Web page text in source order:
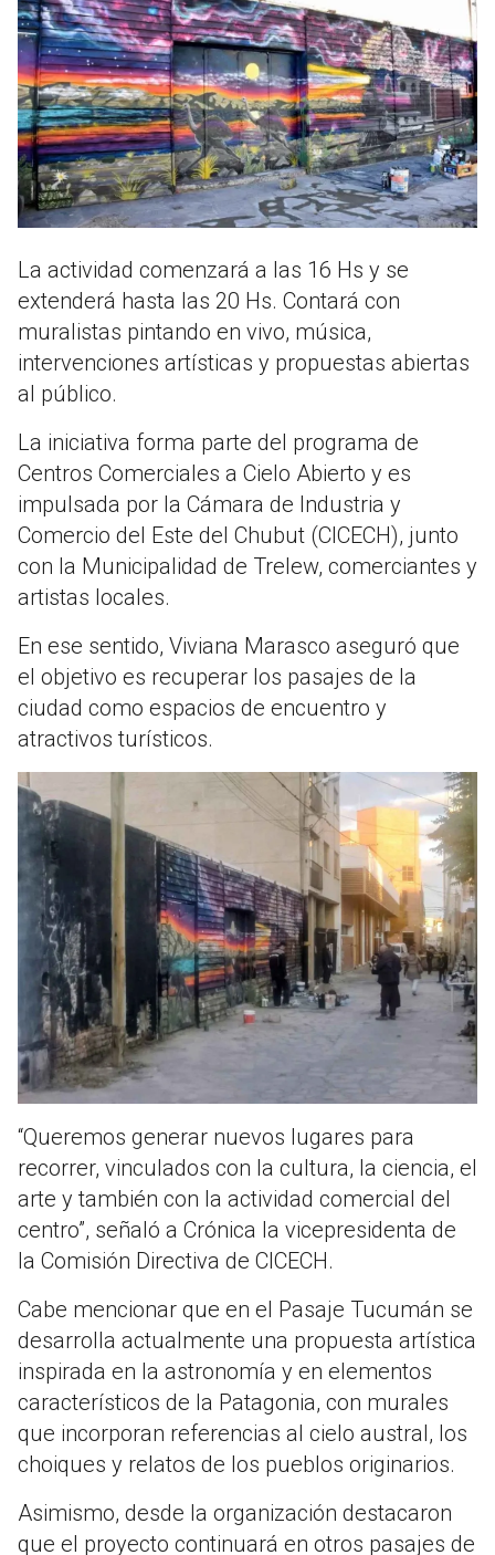
La actividad comenzará a las 16 Hs y se
extenderá hasta las 20 Hs. Contará con
muralistas pintando en vivo, música,
intervenciones artísticas y propuestas abiertas
al público.
La iniciativa forma parte del programa de
Centros Comerciales a Cielo Abierto y es
impulsada por la Cámara de Industria y
Comercio del Este del Chubut (CICECH), junto
con la Municipalidad de Trelew, comerciantes y
artistas locales.
En ese sentido, Viviana Marasco aseguró que
el objetivo es recuperar los pasajes de la
ciudad como espacios de encuentro y
atractivos turísticos.
“Queremos generar nuevos lugares para
recorrer, vinculados con la cultura, la ciencia, el
arte y también con la actividad comercial del
centro”, señaló a Crónica la vicepresidenta de
la Comisión Directiva de CICECH.
Cabe mencionar que en el Pasaje Tucumán se
desarrolla actualmente una propuesta artística
inspirada en la astronomía y en elementos
característicos de la Patagonia, con murales
que incorporan referencias al cielo austral, los
choiques y relatos de los pueblos originarios.
Asimismo, desde la organización destacaron
que el proyecto continuará en otros pasajes de